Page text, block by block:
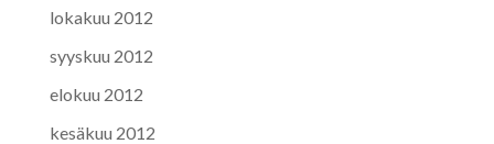
lokakuu 2012
syyskuu 2012
elokuu 2012
kesäkuu 2012